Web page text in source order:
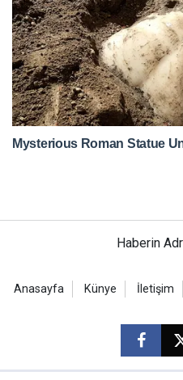
Haberin
Anasayfa Künye İletişim